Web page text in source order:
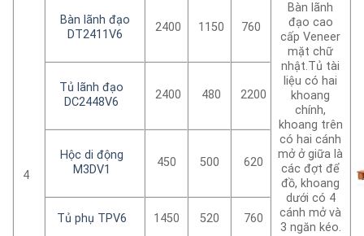
4
Bàn lãnh đạo
DT2411V6
2400 1150 760
Bàn lãnh
đạo cao
cấp Veneer
mặt chữ
nhật.Tủ tài
liệu có hai
khoang
chính,
khoang trên
có hai cánh
mở ở giữa là
các đợt để
đồ, khoang
dưới có 4
cánh mở và
3 ngăn kéo.
Tủ lãnh đạo
DC2448V6
2400 480 2200
Hộc di động
M3DV1
450 500 620
Tủ phụ TPV6 1450 520 760